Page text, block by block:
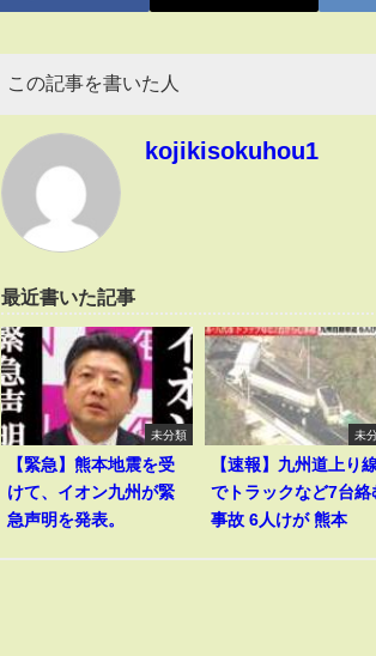
この記事を書いた人
kojikisokuhou1
最近書いた記事
未分類
【緊急】熊本地震を受
けて、イオン九州が緊
急声明を発表。
未
【速報】九州道上り
でトラックなど7台絡
事故 6人けが 熊本